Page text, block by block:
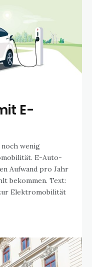
E-
wenig
E-Auto-
Aufwand pro Jahr
Text: